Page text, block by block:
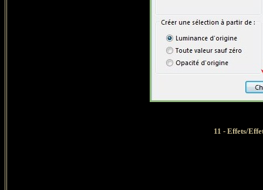
11 - Effets/